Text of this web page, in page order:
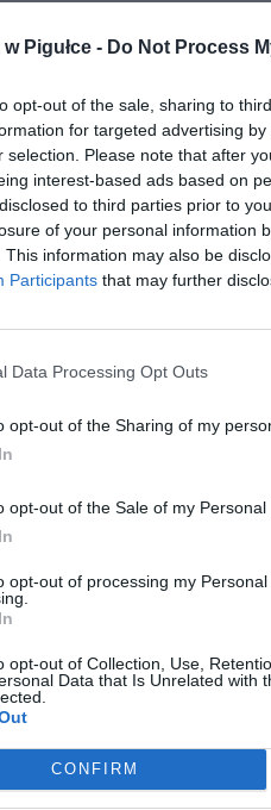
Pigułce - Do Not Process
opt-out of the sale, sharing to
for targeted advertising
selection. Please note that after
interest-based ads based on
to third parties prior to
of your personal information
This information may also be
Participants that may further
Data Processing Opt Outs
opt-out of the Sharing of my
opt-out of the Sale of my Personal
opt-out of processing my
opt-out of Collection, Use,
Data that Is Unrelated with
CONFIRM
przez Nowy Świat
wieczorami będą szli.
na pewno, że melodyjką
dni.
cieniem nad talią kart
lata trzydzieste,
dawno już zwiędłych bzów
wśród zwykłych słów